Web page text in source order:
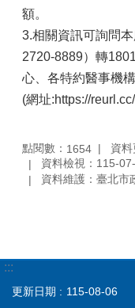
額。
3.相關資訊可詢問
2720-8889）轉
心、各特約醫事機
(網址:https://
點閱數： 1654
資
資料檢視：115-
資料維護：臺北市
:::
更新日期 115-08-06